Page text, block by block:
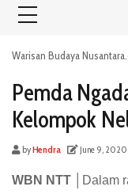
Warisan Budaya
Pemda
Kelompok
byHendra June 9, 2020
WBN NTT │
Dalam